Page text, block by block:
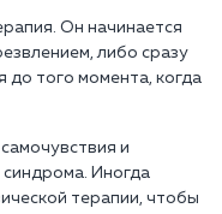
Он начинается
либо сразу
до того момента, когда
и
синдрома. Иногда
терапии, чтобы